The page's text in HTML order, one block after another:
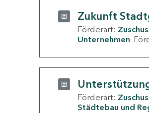
Zukunft
Förderart:
Unternehmen
Förderart:
Städtebau und